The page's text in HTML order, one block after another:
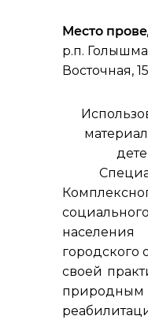
Место
р.п.
Восточная,
городского
своей